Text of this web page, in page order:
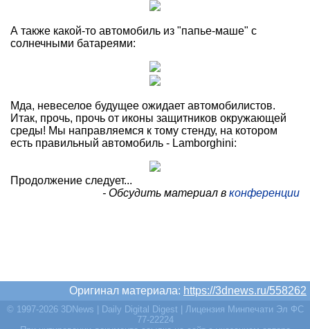
А также какой-то автомобиль из "папье-маше" с
солнечными батареями:
Мда, невеселое будущее ожидает автомобилистов.
Итак, прочь, прочь от иконы защитников окружающей
среды! Мы направляемся к тому стенду, на котором
есть правильный автомобиль - Lamborghini:
Продолжение следует...
- Обсудить материал в конференции
Оригинал материала: https://3dnews.ru/558262
© 1997-2026 3DNews | Daily Digital Digest | Лицензия Минпечати Эл ФС
77-22224